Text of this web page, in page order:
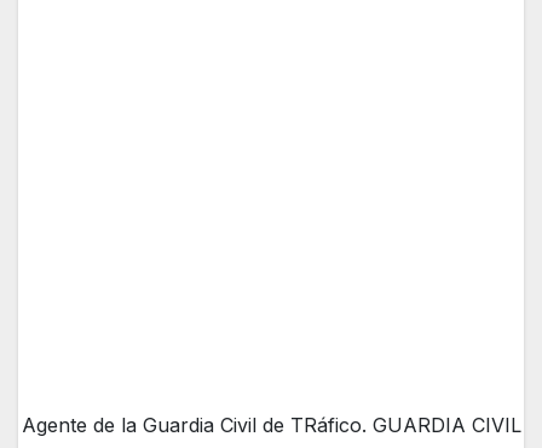
Agente de la Guardia Civil de TRáfico. GUARDIA CIVIL